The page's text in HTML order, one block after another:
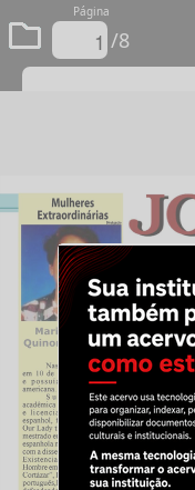
Página
/8